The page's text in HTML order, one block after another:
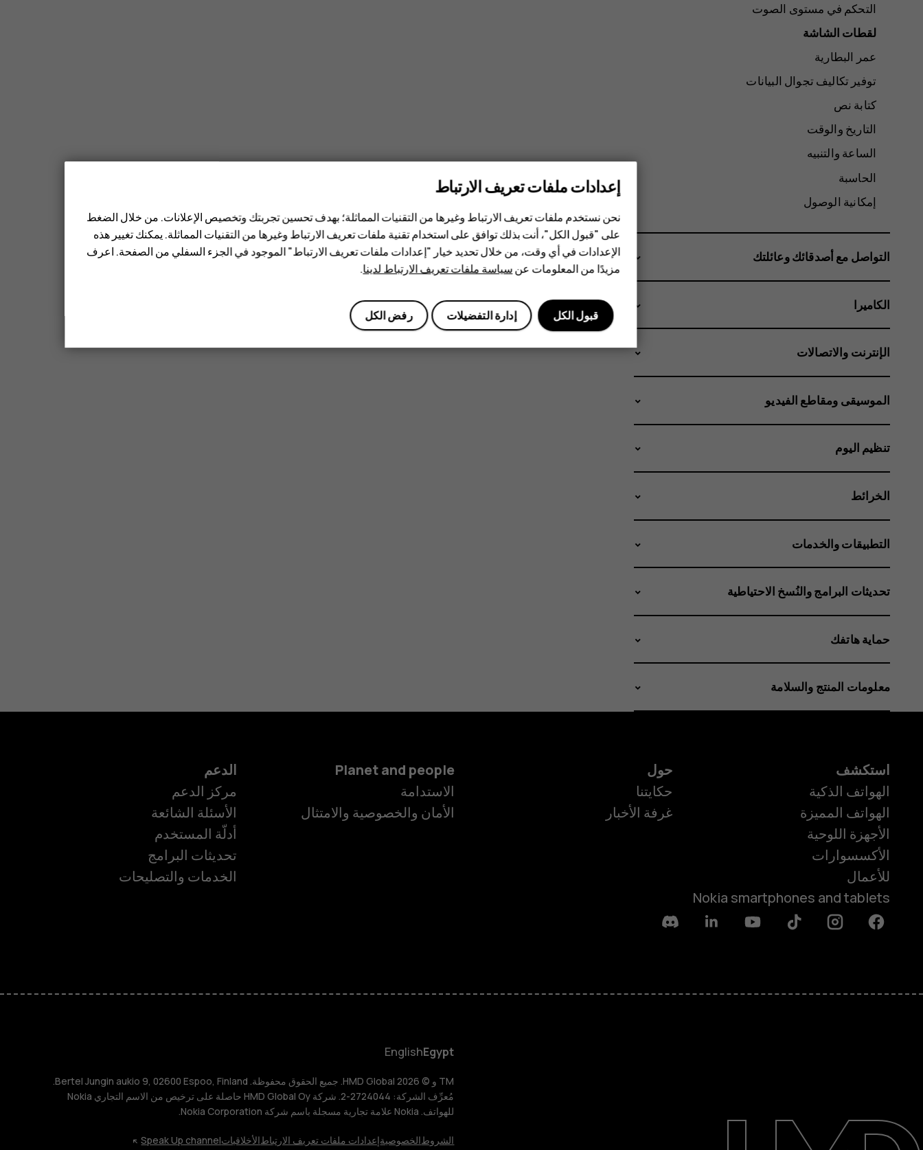
الهواتف الذكية
HMD DUB
HMD Watch
للأعمال
الدعم
التحكم في مستوى الصوت
لقطات الشاشة
عمر البطارية
توفير تكاليف تجوال البيانات
كتابة نص
التاريخ والوقت
الساعة والتنبيه
الحاسبة
إمكانية الوصول
التواصل مع أصدقائك وعائلتك
الكاميرا
الإنترنت والاتصالات
الموسيقى ومقاطع الفيديو
تنظيم اليوم
الخرائط
التطبيقات والخدمات
تحديثات البرامج والنُسخ الاحتياطية
حماية هاتفك
معلومات المنتج والسلامة
استكشف
الهواتف الذكية
الهواتف المميزة
الأجهزة اللوحية
الأكسسوارات
للأعمال
Nokia smartphones and tablets
حول
حكايتنا
غرفة الأخبار
Planet and people
الاستدامة
الأمان والخصوصية والامتثال
الدعم
مركز الدعم
الأسئلة الشائعة
أدلّة المستخدم
تحديثات البرامج
الخدمات والتصليحات
Facebook
Instagram
Tiktok
Youtube
Linkedin
Discord
Egypt
English
TM و © 2026 HMD Global. جميع الحقوق محفوظة. Bertel Jungin aukio 9, 02600 Espoo, Finland.
مُعرِّف الشركة: 2724044-2. شركة HMD Global Oy حاصلة على ترخيص من الاسم التجاري Nokia
للهواتف. Nokia علامة تجارية مسجلة باسم شركة Nokia Corporation.
الشروطالخصوصيةإعدادات ملفات تعريف الارتباطالأخلاقياتSpeak Up channel
إعدادات ملفات تعريف الارتباط
نحن نستخدم ملفات تعريف الارتباط وغيرها من التقنيات المماثلة؛ بهدف تحسين تجربتك وتخصيص الإعلانات. من خلال الضغط
على "قبول الكل"، أنت بذلك توافق على استخدام تقنية ملفات تعريف الارتباط وغيرها من التقنيات المماثلة. يمكنك تغيير هذه
الإعدادات في أي وقت، من خلال تحديد خيار "إعدادات ملفات تعريف الارتباط" الموجود في الجزء السفلي من الصفحة. اعرف
مزيدًا من المعلومات عنسياسة ملفات تعريف الارتباط لدينا.
رفض الكل إدارة التفضيلات قبول الكل